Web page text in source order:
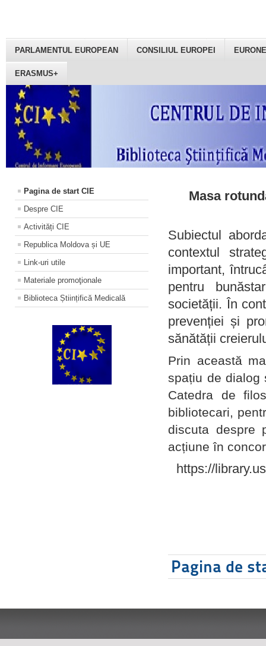
PARLAMENTUL EUROPEAN CONSILIUL EUROPEI
ERASMUS+
Pagina de start CIE
Despre CIE
Activități CIE
Republica Moldova și UE
Link-uri utile
Materiale promoţionale
Biblioteca Științifică Medicală
Masa
Subiectul
contextul
important,
pentru
societății. În
prevenției și
sănătății
Prin această
spațiu de dialog
Catedra de
bibliotecari,
discuta despre
acțiune în
https://
Pagina de